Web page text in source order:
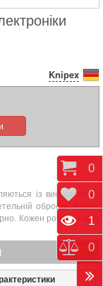
Knipex
із високоякісної
обробці. Кожне
Кожен робочий крок
0
0
1
0